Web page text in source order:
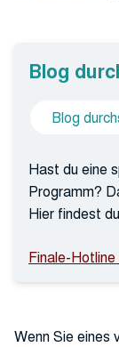
Blog
Suche
nach
Hast du eine
Programm?
Hier findest
Finale-
Wenn Sie eines